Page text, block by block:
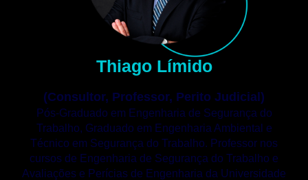
Thiago Límido
(Consultor, Professor, Perito Judicial)
Pós-Graduado em Engenharia de Segurança do
Trabalho, Graduado em Engenharia Ambiental e
Técnico em Segurança do Trabalho. Professor nos
cursos de Engenharia de Segurança do Trabalho e
Avaliações e Perícias de Engenharia da Universidade